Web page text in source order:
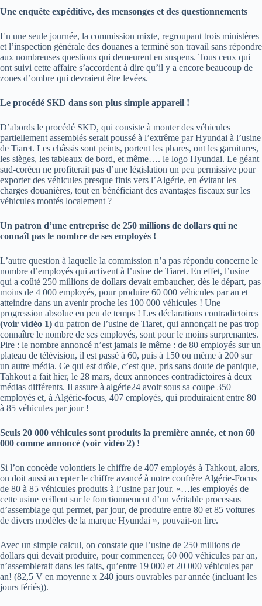
Une enquête expéditive, des mensonges et des questionnements
En une seule journée, la commission mixte, regroupant trois ministères
et l’inspection générale des douanes a terminé son travail sans répondre
aux nombreuses questions qui demeurent en suspens. Tous ceux qui
ont suivi cette affaire s’accordent à dire qu’il y a encore beaucoup de
zones d’ombre qui devraient être levées.
Le procédé SKD dans son plus simple appareil !
D’abords le procédé SKD, qui consiste à monter des véhicules
partiellement assemblés serait poussé à l’extrême par Hyundai à l’usine
de Tiaret. Les châssis sont peints, portent les phares, ont les garnitures,
les sièges, les tableaux de bord, et même…. le logo Hyundai. Le géant
sud-coréen ne profiterait pas d’une législation un peu permissive pour
exporter des véhicules presque finis vers l’Algérie, en évitant les
charges douanières, tout en bénéficiant des avantages fiscaux sur les
véhicules montés localement ?
Un patron d’une entreprise de 250 millions de dollars qui ne
connaît pas le nombre de ses employés !
L’autre question à laquelle la commission n’a pas répondu concerne le
nombre d’employés qui activent à l’usine de Tiaret. En effet, l’usine
qui a coûté 250 millions de dollars devait embaucher, dès le départ, pas
moins de 4 000 employés, pour produire 60 000 véhicules par an et
atteindre dans un avenir proche les 100 000 véhicules ! Une
progression absolue en peu de temps ! Les déclarations contradictoires
(voir vidéo 1) du patron de l’usine de Tiaret, qui annonçait ne pas trop
connaître le nombre de ses employés, sont pour le moins surprenantes.
Pire : le nombre annoncé n’est jamais le même : de 80 employés sur un
plateau de télévision, il est passé à 60, puis à 150 ou même à 200 sur
un autre média. Ce qui est drôle, c’est que, pris sans doute de panique,
Tahkout a fait hier, le 28 mars, deux annonces contradictoires à deux
médias différents. Il assure à algérie24 avoir sous sa coupe 350
employés et, à Algérie-focus, 407 employés, qui produiraient entre 80
à 85 véhicules par jour !
Seuls 20 000 véhicules sont produits la première année, et non 60
000 comme annoncé (voir vidéo 2) !
Si l’on concède volontiers le chiffre de 407 employés à Tahkout, alors,
on doit aussi accepter le chiffre avancé à notre confrère Algérie-Focus
de 80 à 85 véhicules produits à l’usine par jour. «…les employés de
cette usine veillent sur le fonctionnement d’un véritable processus
d’assemblage qui permet, par jour, de produire entre 80 et 85 voitures
de divers modèles de la marque Hyundai », pouvait-on lire.
Avec un simple calcul, on constate que l’usine de 250 millions de
dollars qui devait produire, pour commencer, 60 000 véhicules par an,
n’assemblerait dans les faits, qu’entre 19 000 et 20 000 véhicules par
an! (82,5 V en moyenne x 240 jours ouvrables par année (incluant les
jours fériés)).